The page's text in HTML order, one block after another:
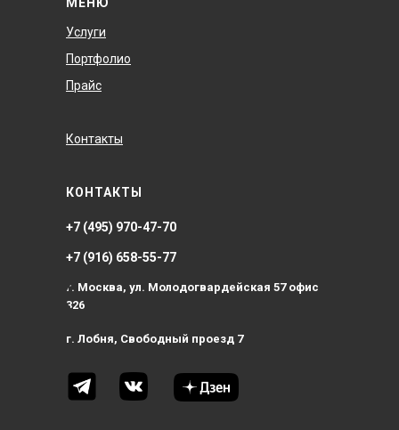
КОНТАКТЫ
Услуги
Портфолио
Прайс
Контакты
+7 (495) 970-47-70
+7 (916) 658-55-77
г. Москва, ул. Молодогвардейская 57 офис
326
г. Лобня, Свободный проезд 7